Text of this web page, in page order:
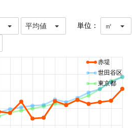
平均値 単位： ㎡
赤堤
世田谷区
東京都